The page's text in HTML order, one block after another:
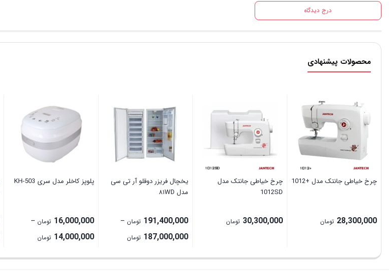
درج دیدگاه
محصولات پیشنهادی
چرخ خیاطی جانتک مدل +1012
28,300,000 تومان
چرخ خیاطی جانتک مدل
1012SD
30,300,000 تومان
یخچال فریزر دوقلو آر تی سی
مدل ۸۱WD
191,400,000 تومان –
187,000,000 تومانPrice
پلوپز کاخلر مدل سری KH-503
16,000,000 تومان –
14,000,000 تومان